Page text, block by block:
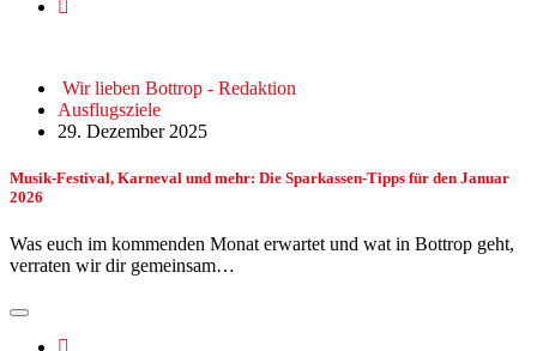
Wir lieben Bottrop - Redaktion
Ausflugsziele
29. Dezember 2025
Musik-Festival, Karneval und mehr: Die Sparkassen-Tipps für den Januar
2026
Was euch im kommenden Monat erwartet und wat in Bottrop geht,
verraten wir dir gemeinsam…